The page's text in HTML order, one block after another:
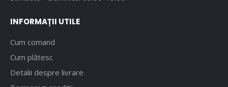
INFORMAȚII UTILE
Cum comand
Cum plătesc
Detalii despre livrare